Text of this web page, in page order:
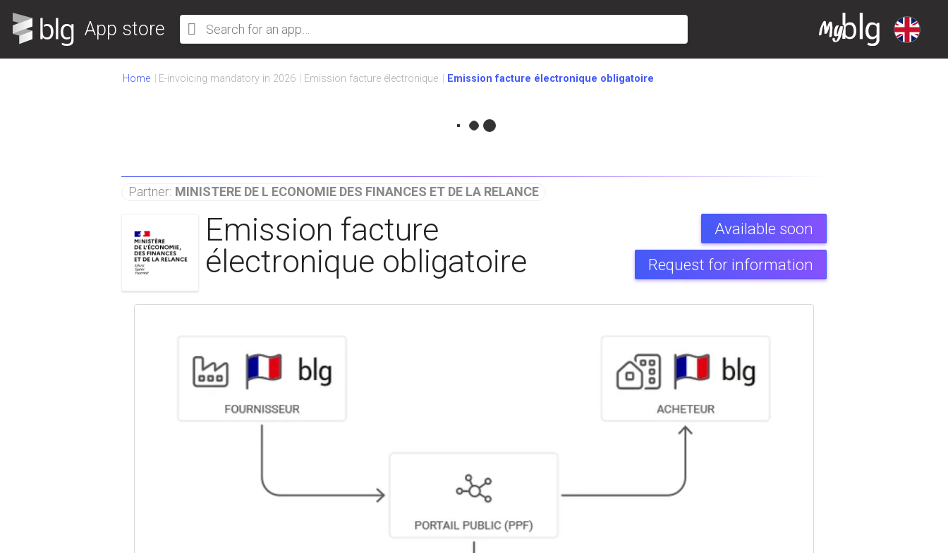
App store
Home E-invoicing mandatory in 2026 Emission facture électronique Emission facture électronique obligatoire
Partner: MINISTERE DE L ECONOMIE DES FINANCES ET DE LA RELANCE
Emission facture
électronique obligatoire
Available soon
Request for information